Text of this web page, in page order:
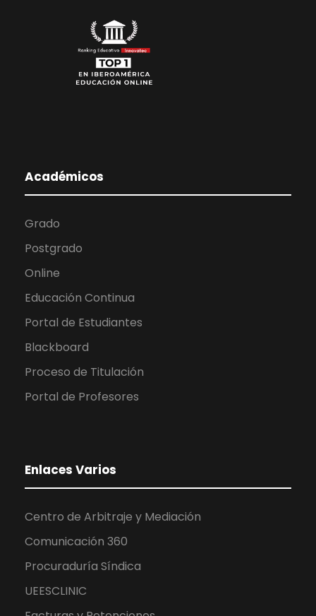
Académicos
Grado
Postgrado
Online
Educación Continua
Portal de Estudiantes
Blackboard
Proceso de Titulación
Portal de Profesores
Enlaces Varios
Centro de Arbitraje y Mediación
Comunicación 360
Procuraduría Síndica
UEESCLINIC